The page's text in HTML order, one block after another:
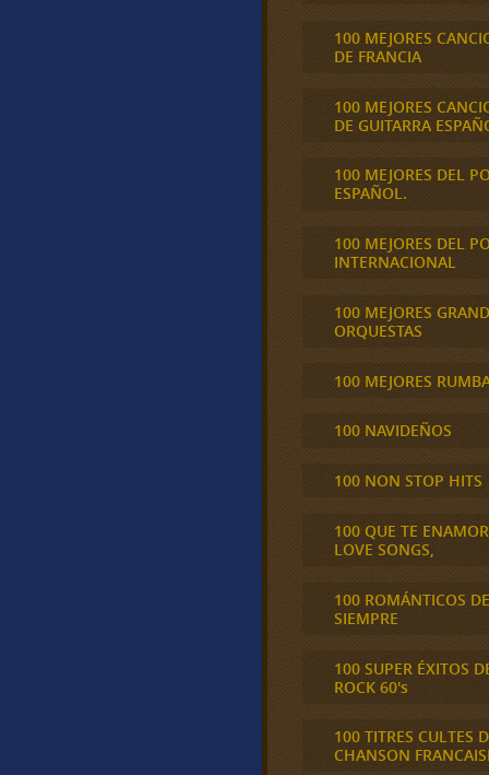
100 MEJORES
DE FRANCIA
100 MEJORES
DE GUITARRA
100 MEJORES DEL
ESPAÑOL.
100 MEJORES DEL
INTERNACIONAL
100 MEJORES
ORQUESTAS
100 MEJORES
100 NAVIDEÑOS
100 NON STOP HITS
100 QUE TE
LOVE SONGS,
100 ROMÁNTICOS DE
SIEMPRE
100 SUPER ÉXITOS
ROCK 60's
100 TITRES CULTES
CHANSON